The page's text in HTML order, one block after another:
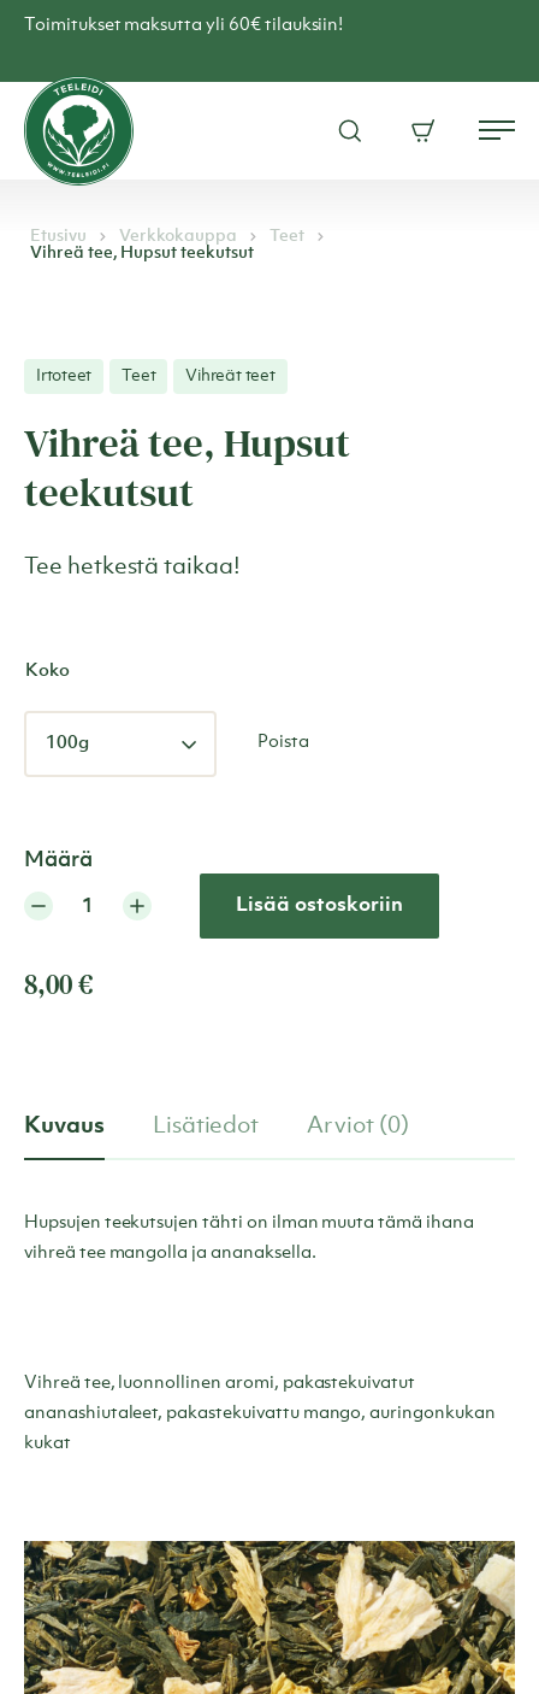
Skip
Toimitukset maksutta yli 60€ tilauksiin!
Teen
verkkokauppa
–
Teeleidi
Avaa
Ostoskori
Etusivu Verkkokauppa
Teet
Vihreä tee, Hupsut teekutsut
Irtoteet Teet Vihreät teet
Vihreä tee, Hupsut
teekutsut
Tee hetkestä taikaa!
Koko
Poista
Määrä
Lisää ostoskoriin
8,00€
Kuvaus Lisätiedot Arviot (0)
Hupsujen teekutsujen tähti on ilman muuta tämä ihana
vihreä tee mangolla ja ananaksella.
Vihreä tee, luonnollinen aromi, pakastekuivatut
ananashiutaleet, pakastekuivattu mango, auringonkukan
kukat